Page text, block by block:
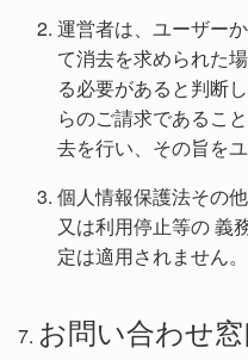
運営者は、ユーザー
て消去を求められた
る必要があると判断
らのご請求であるこ
去を行い、その旨を
個人情報保護法その
又は利用停止等の 義
定は適用されません。
お問い合わせ窓